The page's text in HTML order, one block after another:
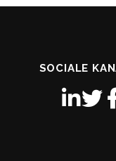
SOCIALE